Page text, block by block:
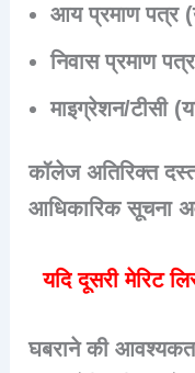
आय प्रमाण पत्र
निवास प्रमाण पत्र
माइग्रेशन/टीसी
कॉलेज अतिरिक्त
आधिकारिक सूचना
यदि दूसरी मेरिट
घबराने की